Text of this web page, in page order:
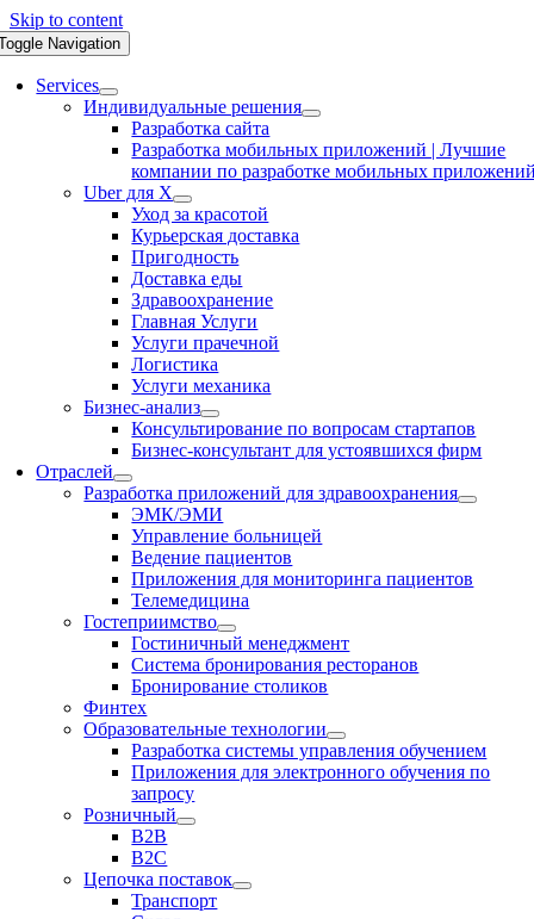
Skip to content
Navigation
Services
Индивидуальные решения
Разработка сайта
Разработка мобильных приложений | Лучшие
компании по разработке мобильных
Uber для X
Уход за красотой
Курьерская доставка
Пригодность
Доставка еды
Здравоохранение
Главная Услуги
Услуги прачечной
Логистика
Услуги механика
Бизнес-анализ
Консультирование по вопросам стартапов
Бизнес-консультант для устоявшихся фирм
Отраслей
Разработка приложений для здравоохранения
ЭМК/ЭМИ
Управление больницей
Ведение пациентов
Приложения для мониторинга пациентов
Телемедицина
Гостеприимство
Гостиничный менеджмент
Система бронирования ресторанов
Бронирование столиков
Финтех
Образовательные технологии
Разработка системы управления обучением
Приложения для электронного обучения по
запросу
Розничный
В2В
В2С
Цепочка поставок
Транспорт